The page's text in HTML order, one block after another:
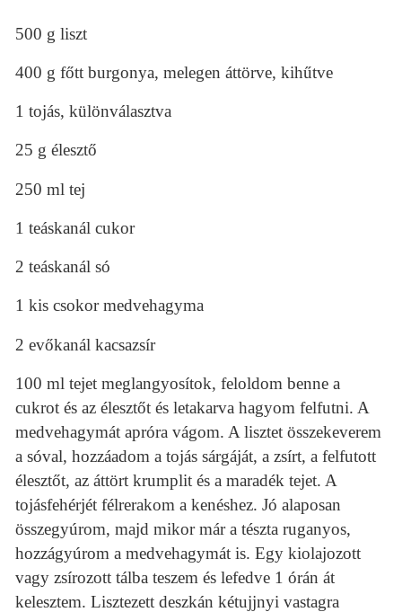
500 g liszt
400 g főtt burgonya, melegen áttörve, kihűtve
1 tojás, különválasztva
25 g élesztő
250 ml tej
1 teáskanál cukor
2 teáskanál só
1 kis csokor medvehagyma
2 evőkanál kacsazsír
100 ml tejet meglangyosítok, feloldom benne a
cukrot és az élesztőt és letakarva hagyom felfutni. A
medvehagymát apróra vágom. A lisztet összekeverem
a sóval, hozzáadom a tojás sárgáját, a zsírt, a felfutott
élesztőt, az áttört krumplit és a maradék tejet. A
tojásfehérjét félrerakom a kenéshez. Jó alaposan
összegyúrom, majd mikor már a tészta ruganyos,
hozzágyúrom a medvehagymát is. Egy kiolajozott
vagy zsírozott tálba teszem és lefedve 1 órán át
kelesztem. Lisztezett deszkán kétujjnyi vastagra